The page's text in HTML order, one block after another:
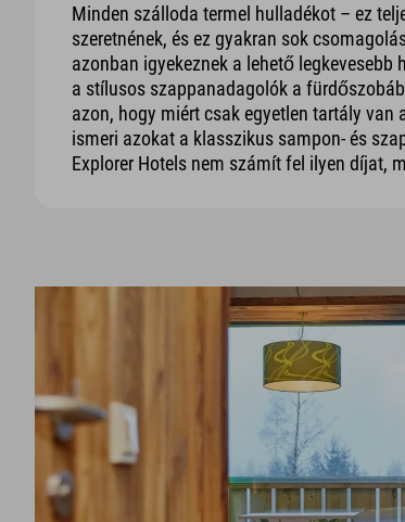
Minden szálloda termel hulladékot – ez
szeretnének, és ez gyakran sok
azonban igyekeznek a lehető legkevesebb
a stílusos szappanadagolók a
azon, hogy miért csak egyetlen tartály
ismeri azokat a klasszikus sampon- és
Explorer Hotels nem számít fel ilyen díjat,